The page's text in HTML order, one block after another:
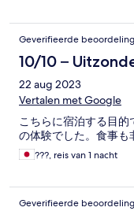
Geverifieerde beoordeling
10/10 –
22 aug 2023
Vertalen met Google
こちらに宿泊する目
の体験でした。食事も
???, reis van 1 nacht
Geverifieerde beoordeling